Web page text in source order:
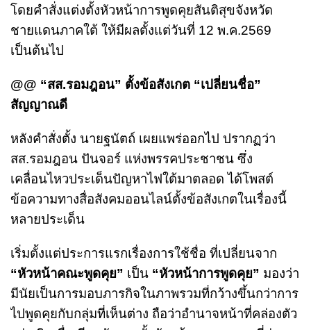
โดยคำสั่งแต่งตั้งหัวหน้าการพูดคุยสันติสุขจังหวัด
ชายแดนภาคใต้ ให้มีผลตั้งแต่วันที่ 12 พ.ค.2569
เป็นต้นไป
@@ “สส.รอมฎอน” ตั้งข้อสังเกต “เปลี่ยนชื่อ”
สัญญาณดี
หลังคำสั่งตั้ง นายฐนัตถ์ เผยแพร่ออกไป ปรากฏว่า
สส.รอมฎอน ปันจอร์ แห่งพรรคประชาชน ซึ่ง
เคลื่อนไหวประเด็นปัญหาไฟใต้มาตลอด ได้โพสต์
ข้อความทางสื่อสังคมออนไลน์ตั้งข้อสังเกตในเรื่องนี้
หลายประเด็น
เริ่มตั้งแต่ประการแรกเรื่องการใช้ชื่อ ที่เปลี่ยนจาก
“หัวหน้าคณะพูดคุย” เป็น “หัวหน้าการพูดคุย” มองว่า
มีนัยเป็นการมอบภารกิจในภาพรวมที่กว้างขึ้นกว่าการ
ไปพูดคุยกับกลุ่มที่เห็นต่าง ถือว่าอำนาจหน้าที่คล่องตัว